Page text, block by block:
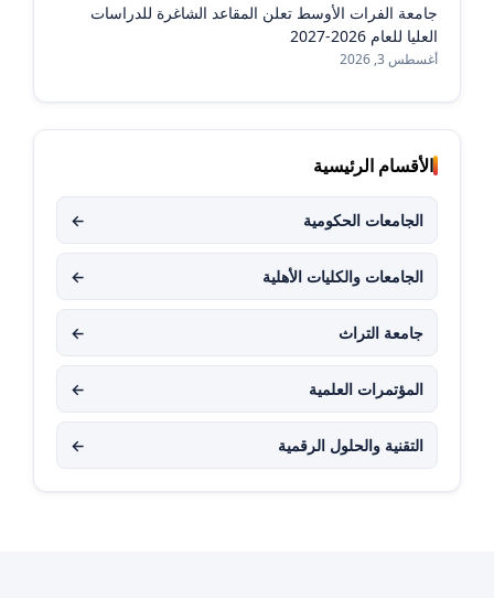
جامعة الفرات الأوسط تعلن المقاعد الشاغرة للدراسات
العليا للعام 2026-2027
أغسطس 3, 2026
الأقسام الرئيسية
الجامعات الحكومية ←
الجامعات والكليات الأهلية ←
جامعة التراث ←
المؤتمرات العلمية ←
التقنية والحلول الرقمية ←